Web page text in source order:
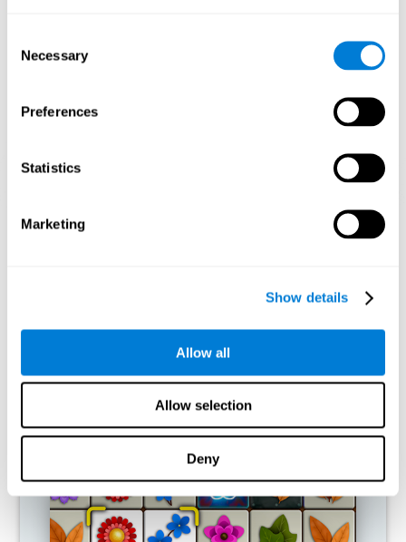
Selection
Necessary
Preferences
Statistics
Marketing
Show details
Allow all
Allow selection
Deny
3週間後の神経回路網の方向性グラフィック投影
に、認知能力が普段使用されないと、脳はその神経活性化のパ
ターンのためのリソースを提供しないため、脳はますます弱く
なります。これにより、私たちはこの認知機能を使用できなく
なり、日常の活動での効果が低下します。